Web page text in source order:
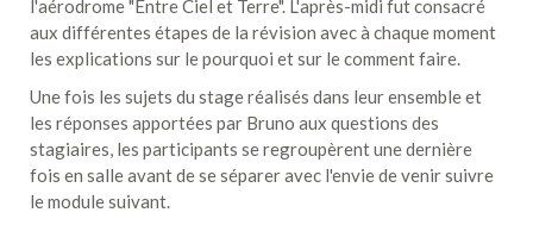
l'aérodrome "Entre Ciel et Terre". L'après-midi fut consacré
aux différentes étapes de la révision avec à chaque moment
les explications sur le pourquoi et sur le comment faire.
Une fois les sujets du stage réalisés dans leur ensemble et
les réponses apportées par Bruno aux questions des
stagiaires, les participants se regroupèrent une dernière
fois en salle avant de se séparer avec l'envie de venir suivre
le module suivant.